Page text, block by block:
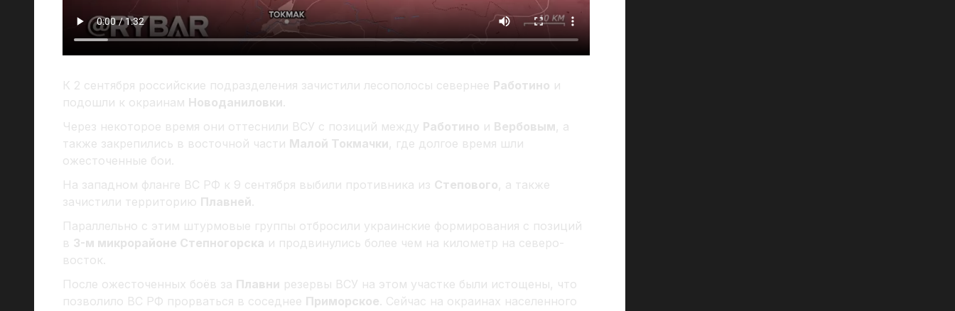
К 2 сентября российские подразделения зачистили лесополосы севернее Работино и
подошли к окраинам Новоданиловки.
Через некоторое время они оттеснили ВСУ с позиций между Работино и Вербовым, а
также закрепились в восточной части Малой Токмачки, где долгое время шли
ожесточенные бои.
На западном фланге ВС РФ к 9 сентября выбили противника из Степового, а также
зачистили территорию Плавней.
Параллельно с этим штурмовые группы отбросили украинские формирования с позиций
в 3-м микрорайоне Степногорска и продвинулись более чем на километр на северо-
восток.
После ожесточенных боёв за Плавни резервы ВСУ на этом участке были истощены, что
позволило ВС РФ прорваться в соседнее Приморское. Сейчас на окраинах населенного